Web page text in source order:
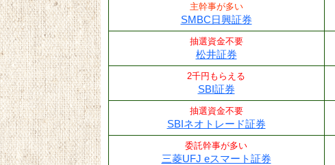
主幹事が多い
SMBC日興証券
抽選資金不要
松井証券
2千円もらえる
SBI証券
抽選資金不要
SBIネオトレード証券
委託幹事が多い
三菱UFJ eスマート証券